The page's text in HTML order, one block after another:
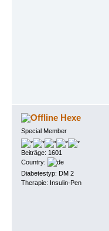
Hexe
Special Member
Beiträge: 1601
Country:
Diabetestyp: DM 2
Therapie: Insulin-Pen